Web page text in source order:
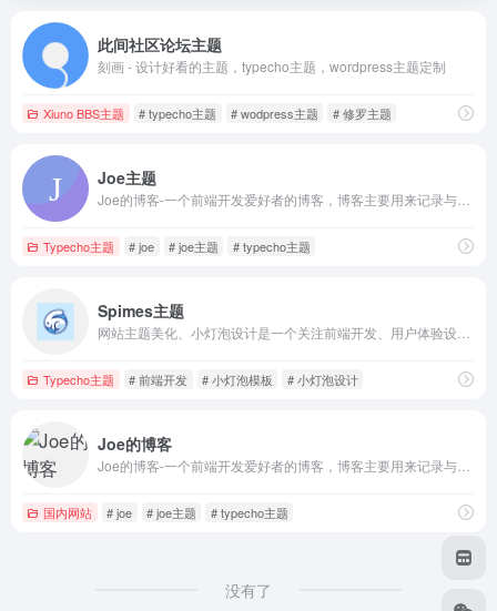
此间社区论坛主题
刻画 - 设计好看的主题，typecho主题，wordpress主题定制
Xiuno BBS主题 # typecho主题 # wodpress主题 # 修罗主题
Joe主题
Typecho主题 # joe # joe主题 # typecho主题
Spimes主题
Typecho主题 # 前端开发 # 小灯泡模板 # 小灯泡设计
Joe的博客
国内网站 # joe # joe主题 # typecho主题
没有了